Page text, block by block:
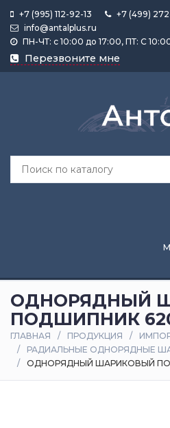
+7 (995) 112-92-13
+7 (499)
info@antalplus.ru
ПН-ЧТ: с 10:00 до 17:00, ПТ: С
Перезвоните мне
Каталог
продукции
Лента
и
статьи
Оплата
доставка
ОДНОРЯДНЫЙ
ПОДШИПНИК
ГЛАВНАЯ ПРОДУКЦИЯ
РАДИАЛЬНЫЕ ОДНОРЯДНЫЕ
ОДНОРЯДНЫЙ ШАРИКОВЫЙ